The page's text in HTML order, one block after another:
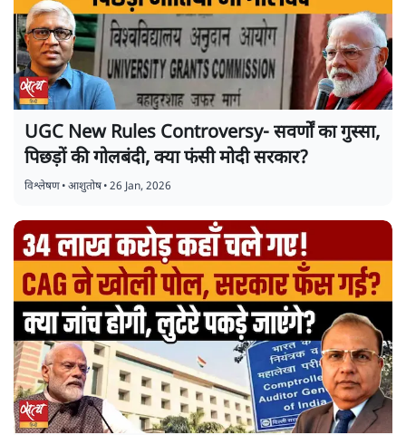
UGC New Rules Controversy- सवर्णों का गुस्सा,
पिछड़ों की गोलबंदी, क्या फंसी मोदी सरकार?
विश्लेषण•आशुतोष•26 Jan, 2026